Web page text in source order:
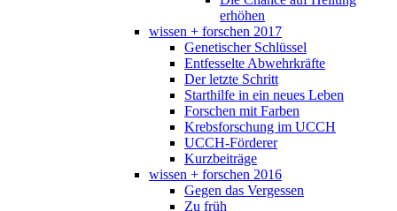
erhöhen
wissen + forschen 2017
Genetischer Schlüssel
Entfesselte Abwehrkräfte
Der letzte Schritt
Starthilfe in ein neues Leben
Forschen mit Farben
Krebsforschung im UCCH
UCCH-Förderer
Kurzbeiträge
wissen + forschen 2016
Gegen das Vergessen
Zu früh